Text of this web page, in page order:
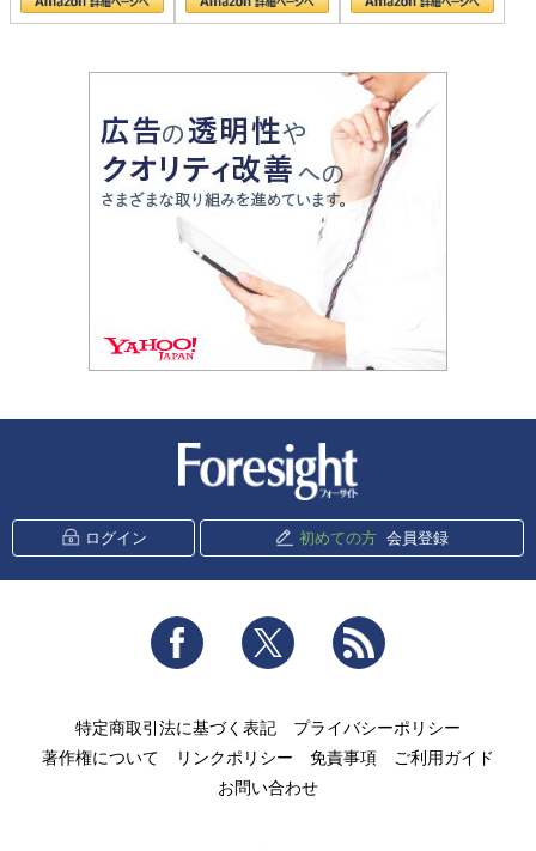
ログイン 初めての方 会員登録
Facebook Twitter
特定商取引法に基づく表記
プライバシーポリシー
著作権について
リンクポリシー 免責事項
ご利用ガイド
お問い合わせ